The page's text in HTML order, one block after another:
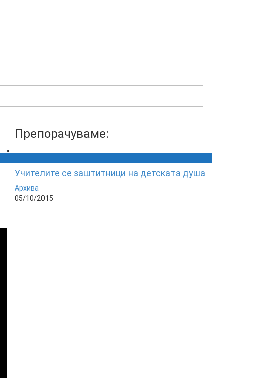
Препорачуваме:
Учителите се заштитници на детската душа
Архива
05/10/2015